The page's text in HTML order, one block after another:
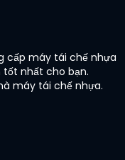
cấp máy tái chế nhựa
nhất cho bạn.
máy tái chế nhựa.